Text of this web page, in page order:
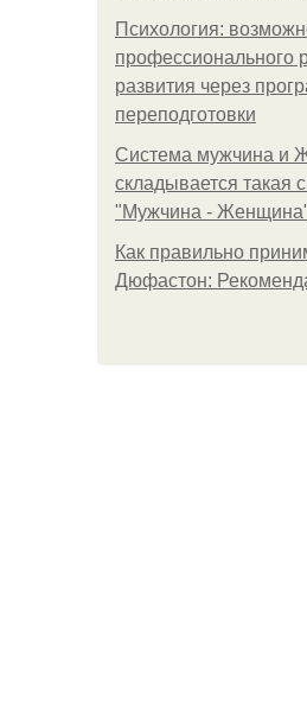
Психология:
профессионального
развития через
переподготовки
Система мужчина и
складывается такая
"Мужчина -
Как правильно
Дюфастон: